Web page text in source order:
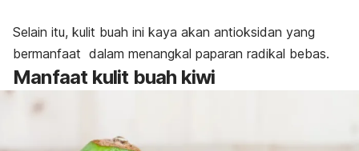
Selain itu, kulit buah ini kaya akan antioksidan yang
bermanfaat dalam menangkal paparan radikal bebas.
Manfaat kulit buah kiwi